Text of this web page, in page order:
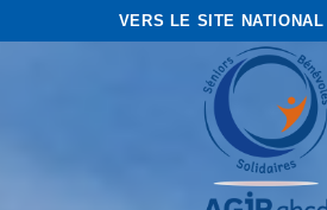
VERS LE SITE NATIONAL